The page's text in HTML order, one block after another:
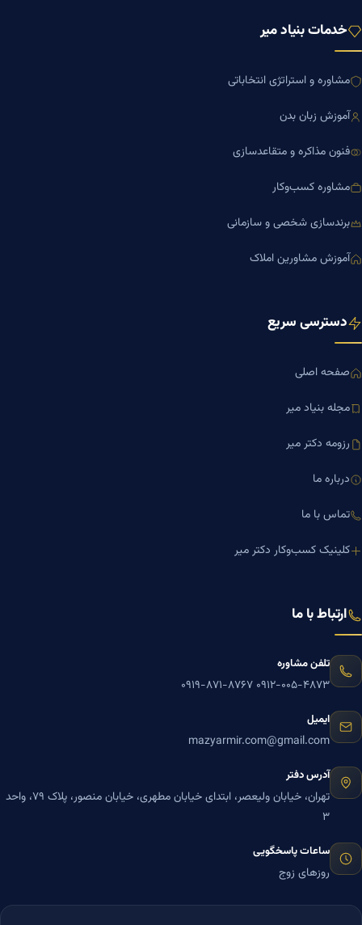
خدمات بنیاد میر
مشاوره و استراتژی انتخاباتی
آموزش زبان بدن
فنون مذاکره و متقاعدسازی
مشاوره کسب‌وکار
برندسازی شخصی و سازمانی
آموزش مشاورین املاک
دسترسی سریع
صفحه اصلی
مجله بنیاد میر
رزومه دکتر میر
درباره ما
تماس با ما
کلینیک کسب‌وکار دکتر میر
ارتباط با ما
تلفن مشاوره
۰۹۱۲-۰۰۵-۴۸۷۳ ۰۹۱۹-۸۷۱-۸۷۶۷
ایمیل
mazyarmir.com@gmail.com
آدرس دفتر
تهران، خیابان ولیعصر، ابتدای خیابان مطهری، خیابان منصور، پلاک ۷۹، واحد
۳
ساعات پاسخگویی
روزهای زوج